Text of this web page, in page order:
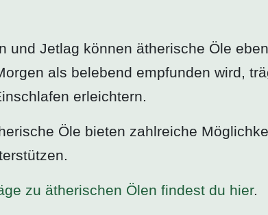
und Jetlag können ätherische Öle
als belebend empfunden wird,
erleichtern.
Öle bieten zahlreiche
zu ätherischen Ölen findest du hier.